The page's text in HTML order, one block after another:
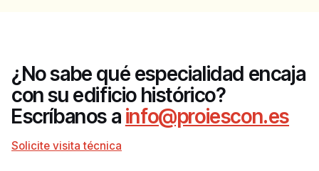
¿No sabe qué especialidad encaja
con su edificio histórico?
Escríbanos a info@proiescon.es
Solicite visita técnica